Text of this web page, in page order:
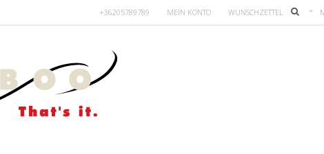
+36205789789 MEIN KONTO WUNSCHZETTEL